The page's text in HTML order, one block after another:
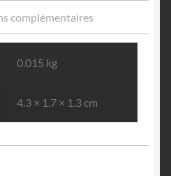
complémentaires
0.015 kg
4.3 × 1.7 × 1.3 cm